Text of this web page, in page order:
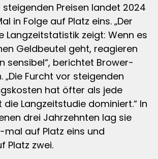
steigenden Preisen landet 2024
in Folge auf Platz eins. „Der
Langzeitstatistik zeigt: Wenn es
Geldbeutel geht, reagieren
sensibel“, berichtet Brower-
„Die Furcht vor steigenden
hat öfter als jede
Langzeitstudie dominiert.“ In
drei Jahrzehnten lag sie
mal auf Platz eins und
Platz zwei.